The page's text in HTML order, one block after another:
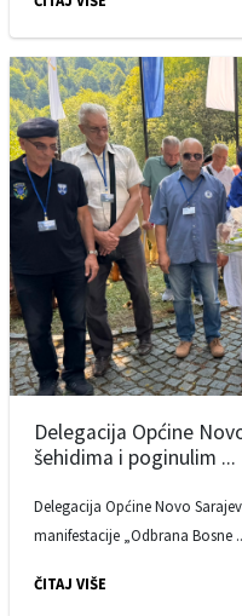
Delegacija Općine
šehidima i poginulim ...
Delegacija Općine Novo
manifestacije „Odbrana Bosne
ČITAJ VIŠE